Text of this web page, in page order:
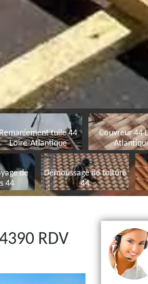
tuile 44
Loire-Atlantique
Couvreur 44
de
44
Démoussage de toiture
44
RDV